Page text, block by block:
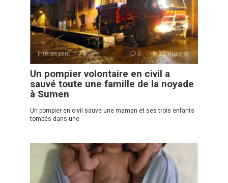
Intéressant 0 20 Vues :
Un pompier volontaire en civil a
sauvé toute une famille de la noyade
à Sumen
Un pompier en сivil sauve une maman et ses trois enfants
tombés dans une